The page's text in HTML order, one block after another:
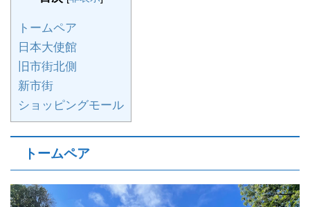
トームペア
日本大使館
旧市街北側
新市街
ショッピングモール
トームペア